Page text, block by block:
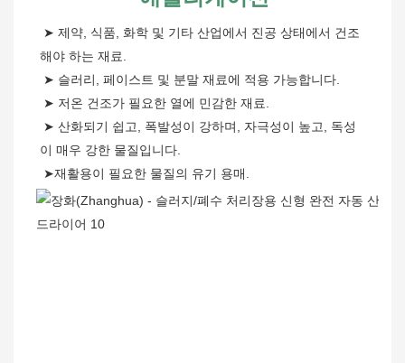
➤ 제약, 식품, 화학 및 기타 산업에서 진공 상태에서 건조
해야 하는 재료.
➤ 슬러리, 페이스트 및 분말 재료에 적용 가능합니다.
➤ 저온 건조가 필요한 열에 민감한 재료.
이 매우 강한 물질입니다.
➤재활용이 필요한 물질의 유기 용매.